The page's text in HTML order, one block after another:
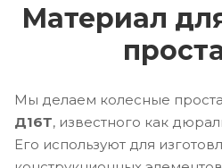
Материал
Мы делаем колесные
Д16Т, известного как
Его используют для